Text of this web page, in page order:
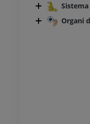
Organi